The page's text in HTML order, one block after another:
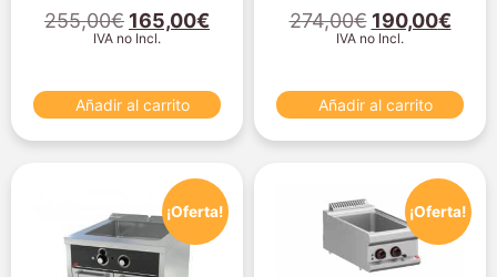
255,00€ 165,00€
IVA no Incl.
Añadir al carrito
274,00€ 190,00€
IVA no Incl.
Añadir al carrito
¡Oferta! ¡Oferta!